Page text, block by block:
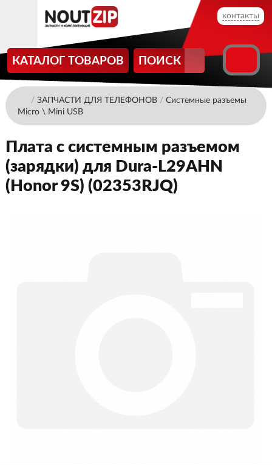
контакты
КАТАЛОГ ТОВАРОВ ПОИСК
/ ЗАПЧАСТИ ДЛЯ ТЕЛЕФОНОВ/ Системные разъемы
Micro \ Mini USB
Плата с системным разъемом
(зарядки) для Dura-L29AHN
(Honor 9S) (02353RJQ)